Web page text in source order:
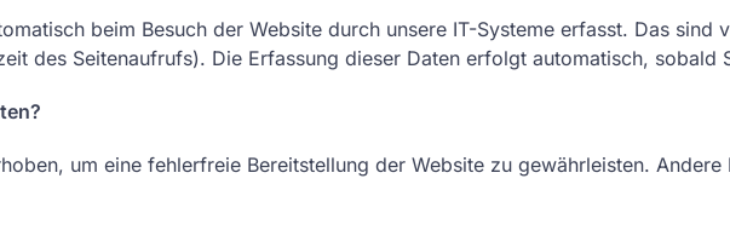
beim Besuch der Website durch unsere IT-Systeme erfasst. Das sind
des Seitenaufrufs). Die Erfassung dieser Daten erfolgt automatisch, sobald
um eine fehlerfreie Bereitstellung der Website zu gewährleisten.